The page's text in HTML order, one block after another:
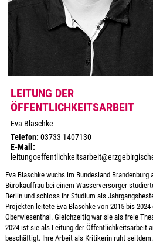
LEITUNG DER
ÖFFENTLICHKEITSARBEIT
Eva Blaschke
Telefon: 03733 1407130
E-Mail:
Eva Blaschke wuchs im Bundesland
Bürokauffrau bei einem Wasserversorger
Berlin und schloss ihr Studium als
Projekten leitete Eva Blaschke von 2015 bis
Oberwiesenthal. Gleichzeitig war sie als freie
2024 ist sie als Leitung der Öffentlichkeitsarbeit
beschäftigt. Ihre Arbeit als Kritikerin ruht seitdem.